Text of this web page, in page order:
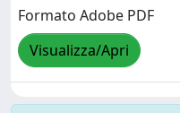
Formato Adobe PDF
Visualizza/Apri